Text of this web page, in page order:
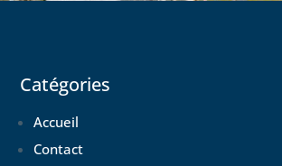
Catégories
Accueil
Contact